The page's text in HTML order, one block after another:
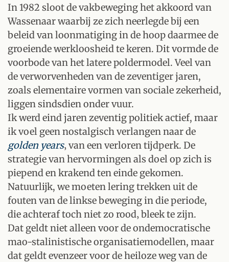
In 1982 sloot de vakbeweging het akkoord van
Wassenaar waarbij ze zich neerlegde bij een
beleid van loonmatiging in de hoop daarmee de
groeiende werkloosheid te keren. Dit vormde de
voorbode van het latere poldermodel. Veel van
de verworvenheden van de zeventiger jaren,
zoals elementaire vormen van sociale zekerheid,
liggen sindsdien onder vuur.
Ik werd eind jaren zeventig politiek actief, maar
ik voel geen nostalgisch verlangen naar de
golden years‚ van een verloren tijdperk. De
strategie van hervormingen als doel op zich is
piepend en krakend ten einde gekomen.
Natuurlijk, we moeten lering trekken uit de
fouten van de linkse beweging in die periode,
die achteraf toch niet zo rood‚ bleek te zijn.
Dat geldt niet alleen voor de ondemocratische
mao-stalinistische organisatiemodellen, maar
dat geldt evenzeer voor de heiloze weg van de